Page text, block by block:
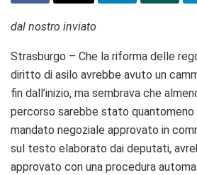
dal nostro inviato
Strasburgo – Che la riforma delle
diritto di asilo avrebbe avuto un
fin dall’inizio, ma sembrava che
percorso sarebbe stato quantomeno
mandato negoziale approvato in
sul testo elaborato dai deputati,
approvato con una procedura